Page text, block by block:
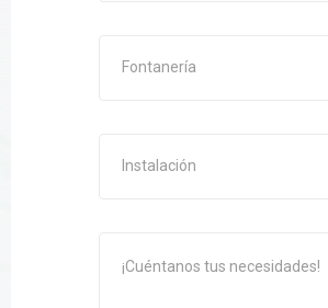
Fontanería
Instalación